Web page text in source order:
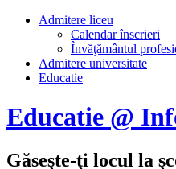
Admitere liceu
Calendar înscrieri
Învăţământul
Admitere universitate
Educatie
Educatie @
Găseşte-ţi locul la